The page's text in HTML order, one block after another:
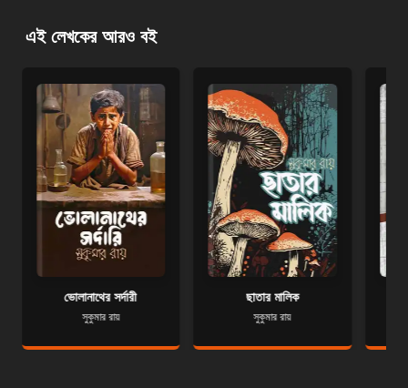
এই লেখকের আরও বই
ভোলানাথের সর্দারী
সুকুমার রায়
ছাতার মালিক
সুকুমার রায়